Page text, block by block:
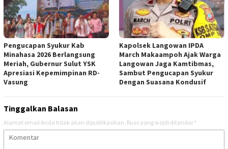
Pengucapan Syukur Kab
Minahasa 2026 Berlangsung
Meriah, Gubernur Sulut YSK
Apresiasi Kepemimpinan RD-
Vasung
Kapolsek Langowan IPDA
March Makaampoh Ajak Warga
Langowan Jaga Kamtibmas,
Sambut Pengucapan Syukur
Dengan Suasana Kondusif
Tinggalkan Balasan
Alamat email Anda tidak akan dipublikasikan. Ruas yang wajib ditandai *